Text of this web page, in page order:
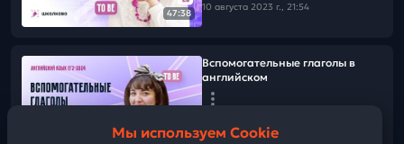
47:38
10 августа 2023 г., 21:54
Вспомогательные глаголы в
английском
09 августа 2023 г., 21:54
Мы используем Cookie